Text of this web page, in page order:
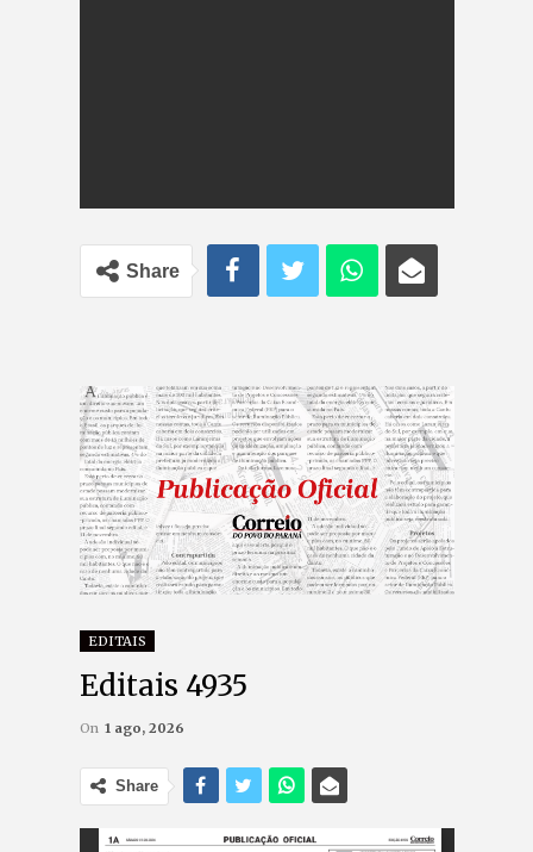
Share
EDITAIS
Editais 4935
On 1 ago, 2026
Share